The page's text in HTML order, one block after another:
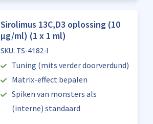
Sirolimus 13C,D3 oplossing (10
µg/ml) (1 x 1 ml)
SKU: TS-4182-I
Tuning (mits verder doorverdund)
Matrix-effect bepalen
Spiken van monsters als
(interne) standaard